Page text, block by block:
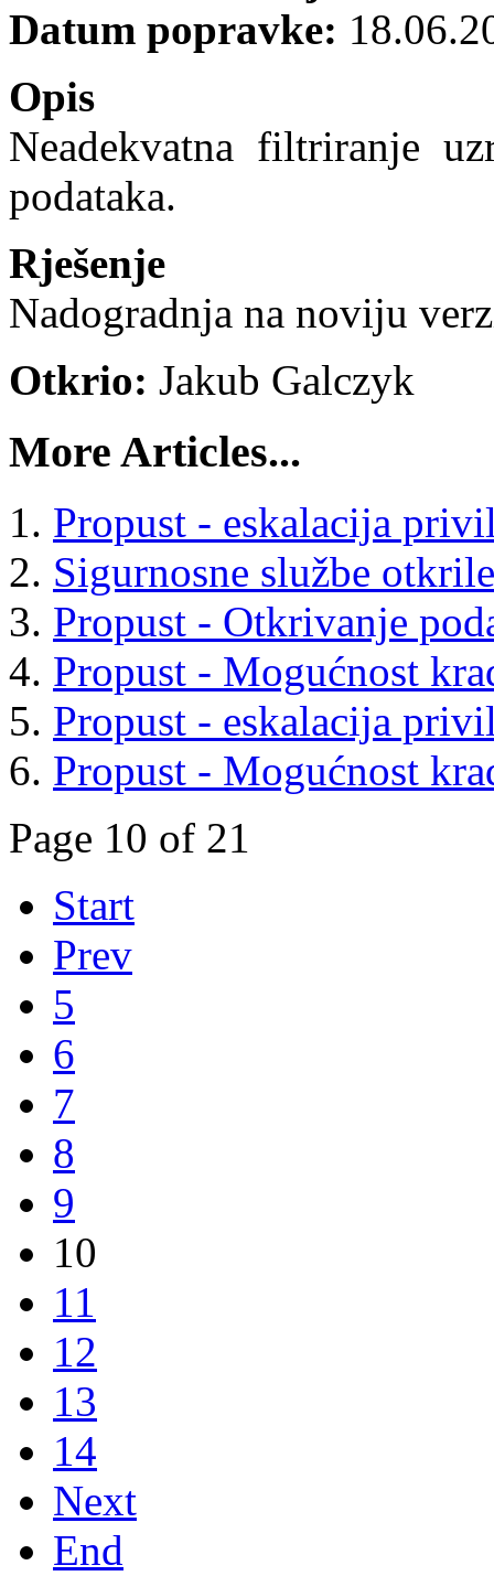
Datum popravke:
Opis
Neadekvatna filtriranje
podataka.
Rješenje
Nadogradnja na noviju
Otkrio: Jakub Galczyk
More Articles...
Propust - eskalacija
Sigurnosne službe
Propust - Otkrivanje
Propust - Mogućnost
Propust - eskalacija
Propust - Mogućnost
Page 10 of 21
Start
Prev
5
6
7
8
9
10
11
12
13
14
Next
End